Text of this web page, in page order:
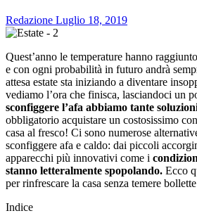
Redazione Luglio 18, 2019
Quest’anno le temperature hanno
e con ogni probabilità in futuro andrà
attesa estate sta iniziando a diventare
vediamo l’ora che finisca, lasciandoci un
sconfiggere l’afa abbiamo tante
obbligatorio acquistare un costosissimo
casa al fresco! Ci sono numerose
sconfiggere afa e caldo: dai piccoli
apparecchi più innovativi come i
stanno letteralmente spopolando. Ecco
per rinfrescare la casa senza temere
Indice